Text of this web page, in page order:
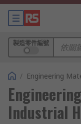
製造零件編號
/ Engineering
Industrial